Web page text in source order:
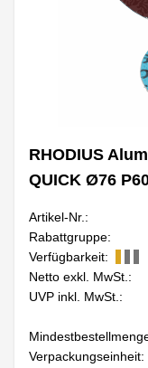
RHODIUS
QUICK Ø76
Artikel-Nr.:
Rabattgruppe:
Verfügbarkeit:
Netto exkl. MwSt.:
UVP inkl. MwSt.:
Verpackungseinheit: